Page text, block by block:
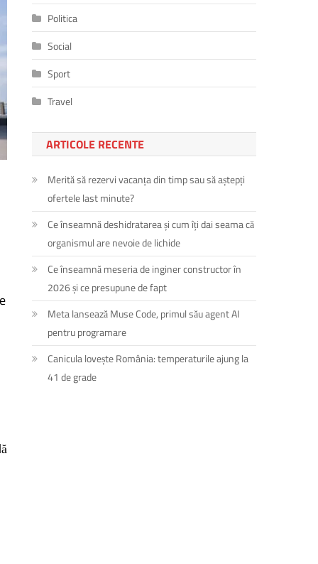
Politica
Social
Sport
Travel
ARTICOLE RECENTE
Merită să rezervi vacanța din timp sau să aștepți
ofertele last minute?
Ce înseamnă deshidratarea și cum îți dai seama că
organismul are nevoie de lichide
Ce înseamnă meseria de inginer constructor în
2026 și ce presupune de fapt
Meta lansează Muse Code, primul său agent AI
pentru programare
Canicula lovește România: temperaturile ajung la
41 de grade